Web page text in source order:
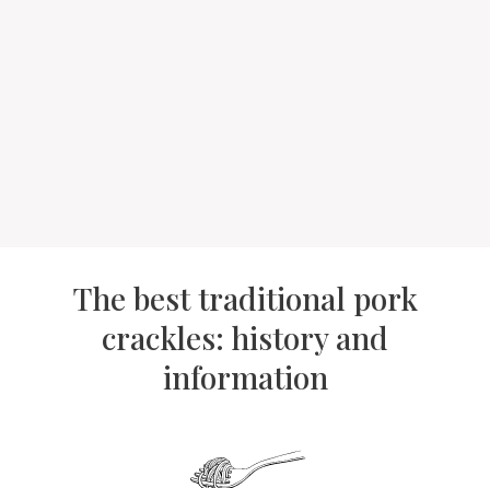
The best traditional pork
crackles: history and
information